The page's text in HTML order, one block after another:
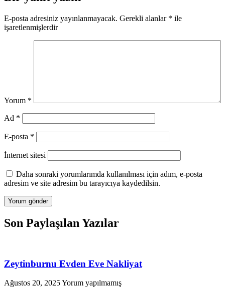
E-posta adresiniz yayınlanmayacak. Gerekli alanlar * ile
işaretlenmişlerdir
Yorum *
Ad *
E-posta *
İnternet sitesi
Daha sonraki yorumlarımda kullanılması için adım, e-posta
adresim ve site adresim bu tarayıcıya kaydedilsin.
Son Paylaşılan Yazılar
Zeytinburnu Evden Eve Nakliyat
Ağustos 20, 2025Yorum yapılmamış